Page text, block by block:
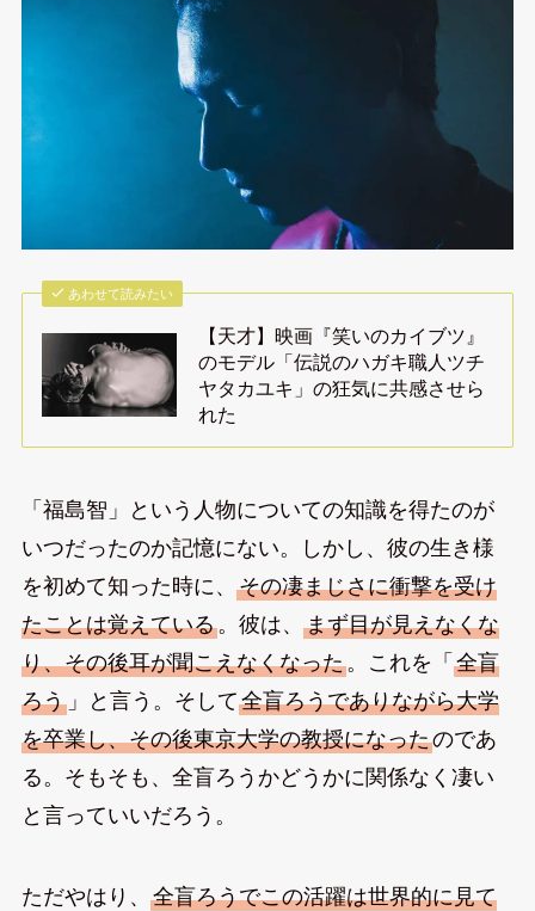
あわせて読みたい
【天才】映画『笑いのカイブツ』
のモデル「伝説のハガキ職人ツチ
ヤタカユキ」の狂気に共感させら
れた
「福島智」という人物についての知識を得たのが
いつだったのか記憶にない。しかし、彼の生き様
を初めて知った時に、 その凄まじさに衝撃を受け
たことは覚えている。彼は、 まず目が見えなくな
り、その後耳が聞こえなくなった。これを「 全盲
ろう」と言う。そして全盲ろうでありながら大学
を卒業し、その後東京大学の教授になったのであ
る。そもそも、全盲ろうかどうかに関係なく凄い
と言っていいだろう。
ただやはり、 全盲ろうでこの活躍は世界的に見て